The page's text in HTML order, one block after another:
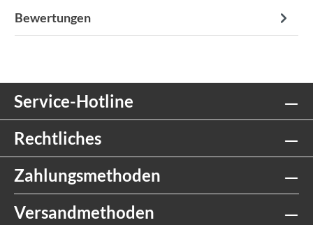
Bewertungen
Service-Hotline
Rechtliches
Zahlungsmethoden
Versandmethoden